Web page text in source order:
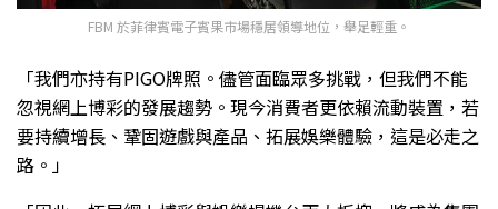
FBM 於菲律賓電子賓果市場穩居領導地位，舉足輕重。
「我們亦持有PIGO牌照。儘管面臨眾多挑戰，但我們不能
忽視網上博彩的發展趨勢。現今消費者更依賴流動裝置，若
要持續增長、鞏固遊戲與產品、拓展娛樂體驗，這是必走之
路。」